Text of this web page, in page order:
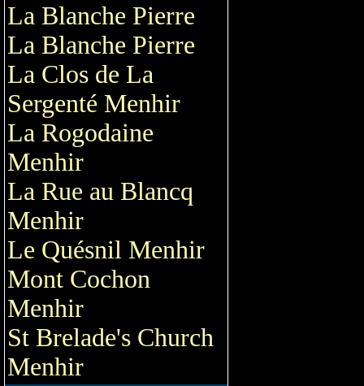
La Blanche Pierre
La Blanche Pierre
La Clos de La
Sergenté Menhir
La Rogodaine
Menhir
La Rue au Blancq
Menhir
Le Quésnil Menhir
Mont Cochon
Menhir
St Brelade's Church
Menhir